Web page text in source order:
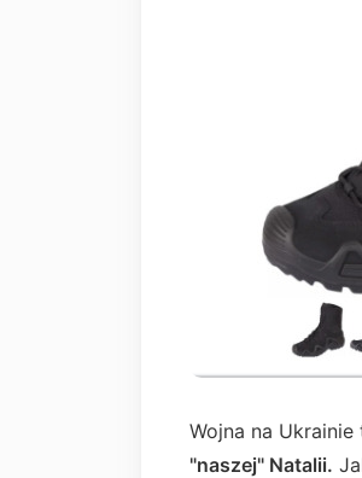
Wojna na
"naszej" Natalii.